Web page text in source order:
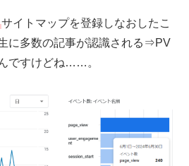
サイトマップを登録しなおしたこ
に多数の記事が認識される⇒PV
ですけどね……。